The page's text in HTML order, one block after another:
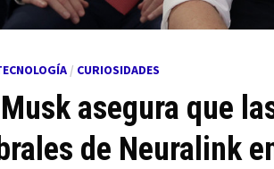
/ CURIOSIDADES
asegura que
de Neuralink